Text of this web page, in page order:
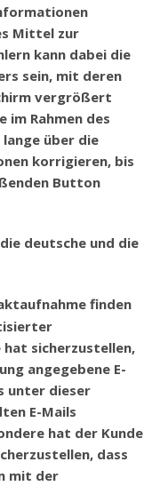
Mittel zur
kann dabei die
sein, mit deren
vergrößert
im Rahmen des
über die
korrigieren, bis
Button
deutsche und die
finden
sicherzustellen,
angegebene E-
unter dieser
E-Mails
hat der Kunde
dass
mit der